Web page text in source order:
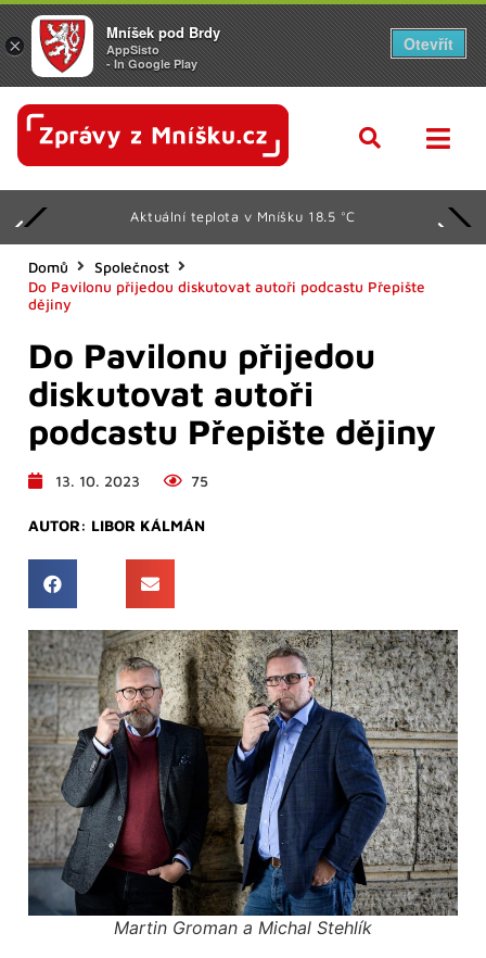
Aktuální teplota v Mníšku 18.5 °C
Domů
Společnost
Do Pavilonu přijedou diskutovat autoři podcastu Přepište
dějiny
Do Pavilonu přijedou
diskutovat autoři
podcastu Přepište dějiny
13. 10. 2023 75
AUTOR: LIBOR KÁLMÁN
Martin Groman a Michal Stehlík
×
Mníšek pod Brdy
AppSisto
- In Google Play
Otevřít